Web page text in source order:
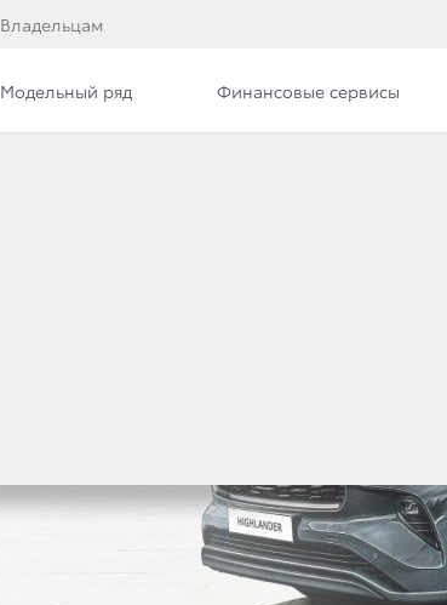
Владельцам
Модельный ряд Финансовые сервисы